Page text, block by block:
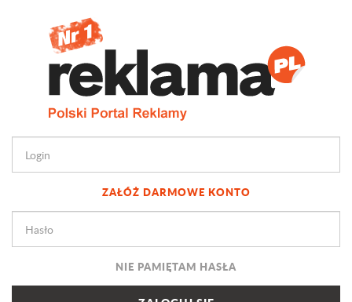
ZAŁÓŻ DARMOWE KONTO
NIE PAMIĘTAM HASŁA